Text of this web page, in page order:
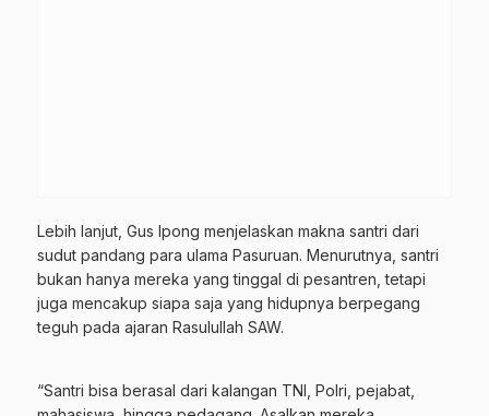
Lebih lanjut, Gus Ipong menjelaskan makna santri dari
sudut pandang para ulama Pasuruan. Menurutnya, santri
bukan hanya mereka yang tinggal di pesantren, tetapi
juga mencakup siapa saja yang hidupnya berpegang
teguh pada ajaran Rasulullah SAW.
“Santri bisa berasal dari kalangan TNI, Polri, pejabat,